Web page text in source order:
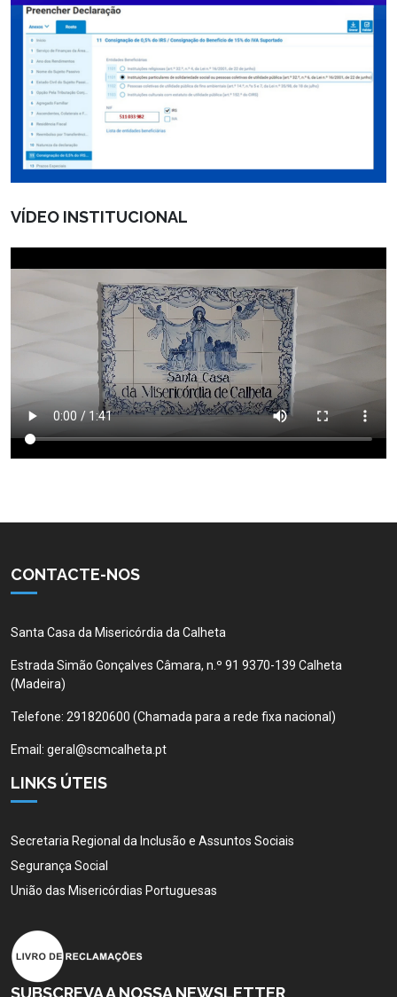
VÍDEO INSTITUCIONAL
CONTACTE-NOS
Santa Casa da Misericórdia da Calheta
Estrada Simão Gonçalves Câmara, n.º 91 9370-139 Calheta
(Madeira)
Telefone: 291820600 (Chamada para a rede fixa nacional)
Email: geral@scmcalheta.pt
LINKS ÚTEIS
Secretaria Regional da Inclusão e Assuntos Sociais
Segurança Social
União das Misericórdias Portuguesas
SUBSCREVA A NOSSA NEWSLETTER